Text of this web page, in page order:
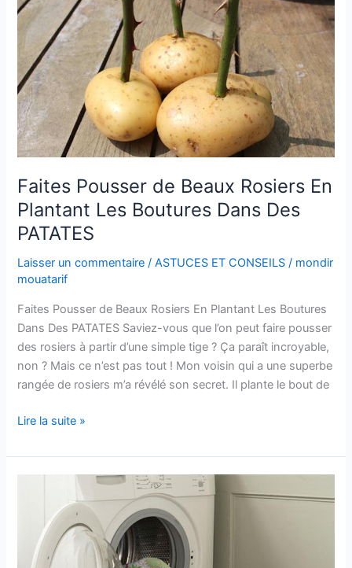
Facile
Imprimer
Avant
d’Aller
au
Supermarché
Faites Pousser de Beaux Rosiers En
Plantant Les Boutures Dans Des
PATATES
Laisser un commentaire /ASTUCES ET CONSEILS / mondir
mouatarif
Faites Pousser de Beaux Rosiers En Plantant Les Boutures
Dans Des PATATES Saviez-vous que l’on peut faire pousser
des rosiers à partir d’une simple tige ? Ça paraît incroyable,
non ? Mais ce n’est pas tout ! Mon voisin qui a une superbe
rangée de rosiers m’a révélé son secret. Il plante le bout de
Faites
de
Beaux
Plantant
Les
Lire la suite »